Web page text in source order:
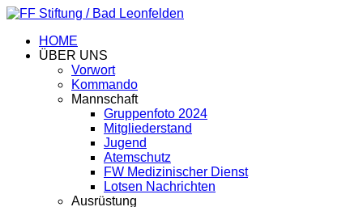
HOME
ÜBER UNS
Vorwort
Kommando
Mannschaft
Gruppenfoto 2024
Mitgliederstand
Jugend
Atemschutz
FW Medizinischer Dienst
Lotsen Nachrichten
Ausrüstung